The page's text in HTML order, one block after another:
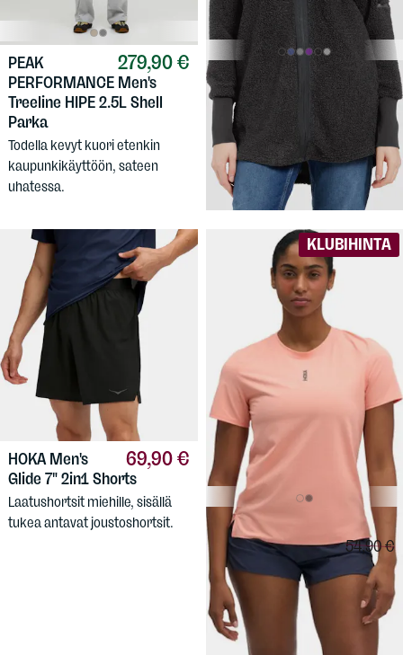
279,90 €
PEAK
PERFORMANCE Men's
Treeline HIPE 2.5L Shell
Parka
Todella kevyt kuori etenkin
kaupunkikäyttöön, sateen
uhatessa.
120 €
DIDRIKSONS
Women's Sally Fullzip 2
Naisten pörröfleece. Pidempi
malli, hauskat hihansuut.
69,90 €
HOKAMen's
Glide 7" 2in1 Shorts
Laatushortsit miehille, sisällä
tukea antavat joustoshortsit.
KLUBIHINTA
39,90 €
54,90 €
HOKAWomen's
Everyrun SS
Naisten paita juoksuun ja
muuhun sporttikäyttöön,
mukavan joustava kangas. Slim
fit.